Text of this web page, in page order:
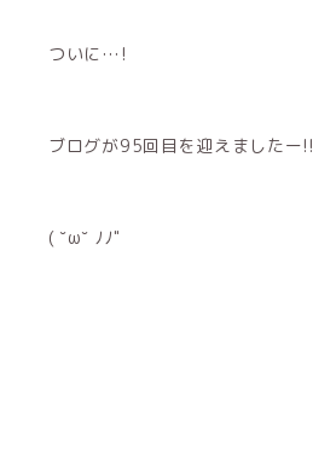
ついに…!
ブログが95回目を迎えましたー!!
( ˘ω˘ ﾉﾉ"